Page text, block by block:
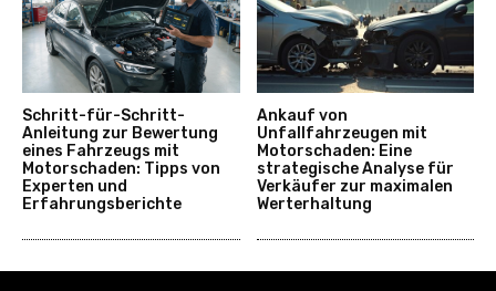
Schritt-für-Schritt-
Anleitung zur Bewertung
eines Fahrzeugs mit
Motorschaden: Tipps von
Experten und
Erfahrungsberichte
Ankauf von
Unfallfahrzeugen mit
Motorschaden: Eine
strategische Analyse für
Verkäufer zur maximalen
Werterhaltung